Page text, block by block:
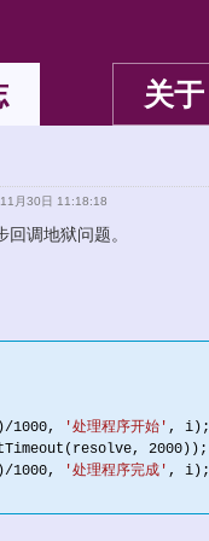
关于
月30日 11:18:18
调地狱问题。
1000, '处理程序开始' , i);
2000 ));
1000, '处理程序完成' , i);